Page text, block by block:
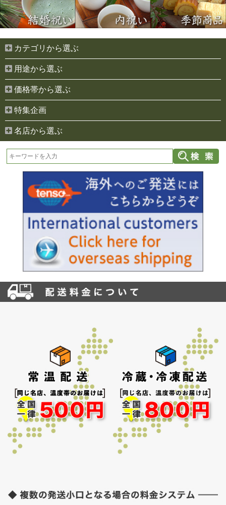
カテゴリから選ぶ
用途から選ぶ
価格帯から選ぶ
特集企画
名店から選ぶ